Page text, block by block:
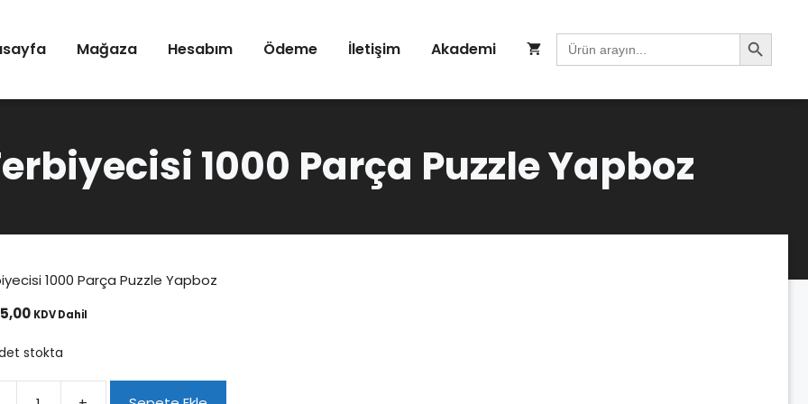
Mağaza Hesabım Ödeme İletişim Akademi Search
for:
Search Button
1000 Parça Puzzle Yapboz
1000 Parça Puzzle Yapboz
KDV Dahil
stokta